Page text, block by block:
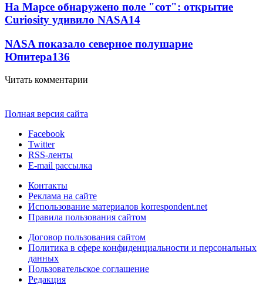
На Марсе обнаружено поле "сот": открытие
Curiosity удивило NASA14
NASA показало северное полушарие
Юпитера136
Читать комментарии
Полная версия сайта
Facebook
Twitter
RSS-ленты
E-mail рассылка
Контакты
Реклама на сайте
Использование материалов korrespondent.net
Правила пользования сайтом
Договор пользования сайтом
Политика в сфере конфиденциальности и персональных
данных
Пользовательское соглашение
Редакция